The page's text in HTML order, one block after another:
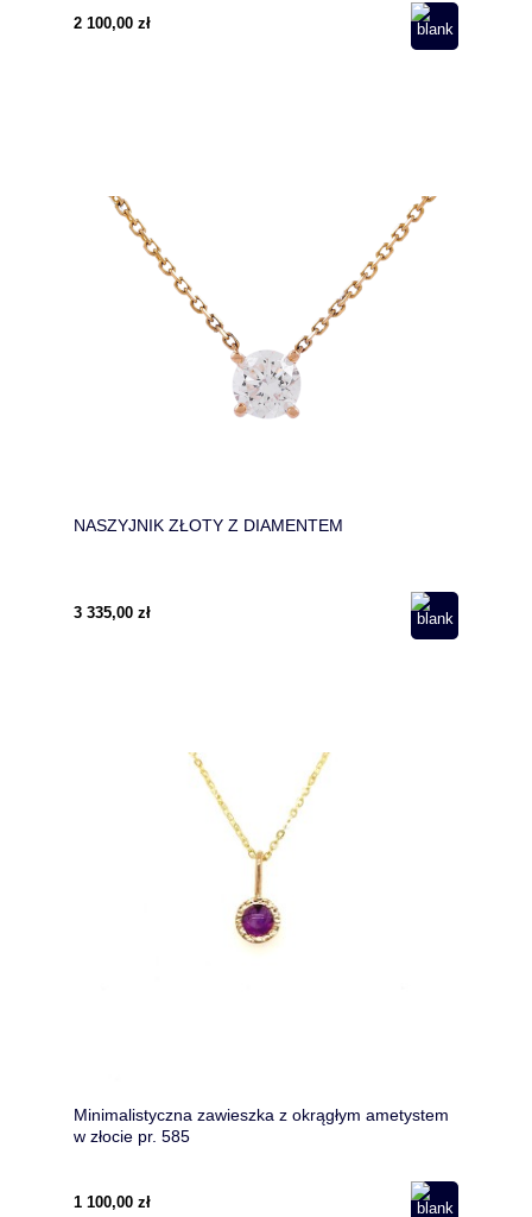
2 100,00 zł
NASZYJNIK ZŁOTY Z DIAMENTEM
3 335,00 zł
Minimalistyczna zawieszka z okrągłym ametystem
w złocie pr. 585
1 100,00 zł